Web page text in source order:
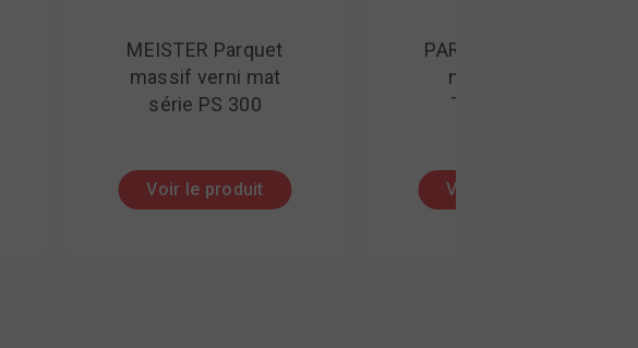
MEISTER Parquet
massif verni mat
série PS 300
Voir le produit
PARADOR Parquet
massif série
Trendtime 8
Voir le produit